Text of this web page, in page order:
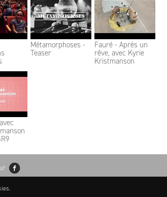
Métamorphoses -
Teaser
Fauré - Après un
rêve, avec Kyrie
Kristmanson